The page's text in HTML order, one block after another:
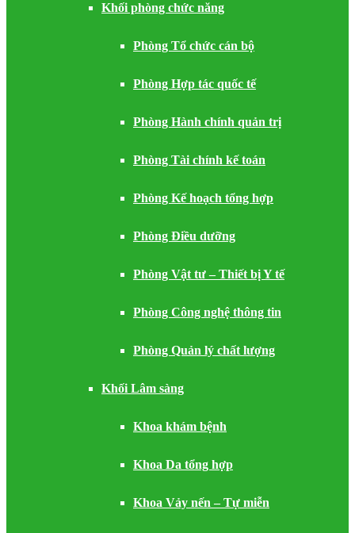
Khối phòng chức năng
Phòng Tổ chức cán bộ
Phòng Hợp tác quốc tế
Phòng Hành chính quản trị
Phòng Tài chính kế toán
Phòng Kế hoạch tổng hợp
Phòng Điều dưỡng
Phòng Vật tư – Thiết bị Y tế
Phòng Công nghệ thông tin
Phòng Quản lý chất lượng
Khối Lâm sàng
Khoa khám bệnh
Khoa Da tổng hợp
Khoa Vảy nến – Tự miễn